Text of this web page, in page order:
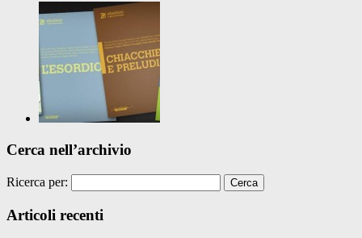
Cerca nell’archivio
Ricerca per:
Articoli recenti